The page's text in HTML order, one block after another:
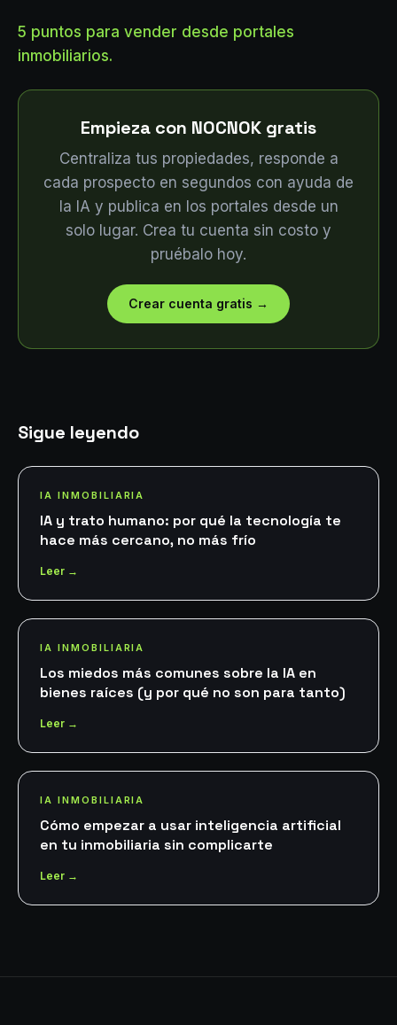
5 puntos para vender desde portales
inmobiliarios.
Empieza con NOCNOK gratis
Centraliza tus propiedades, responde a
cada prospecto en segundos con ayuda de
la IA y publica en los portales desde un
solo lugar. Crea tu cuenta sin costo y
pruébalo hoy.
Crear cuenta gratis →
Sigue leyendo
IA INMOBILIARIA
IA y trato humano: por qué la tecnología te
hace más cercano, no más frío
Leer →
IA INMOBILIARIA
Los miedos más comunes sobre la IA en
bienes raíces (y por qué no son para tanto)
Leer →
IA INMOBILIARIA
Cómo empezar a usar inteligencia artificial
en tu inmobiliaria sin complicarte
Leer →